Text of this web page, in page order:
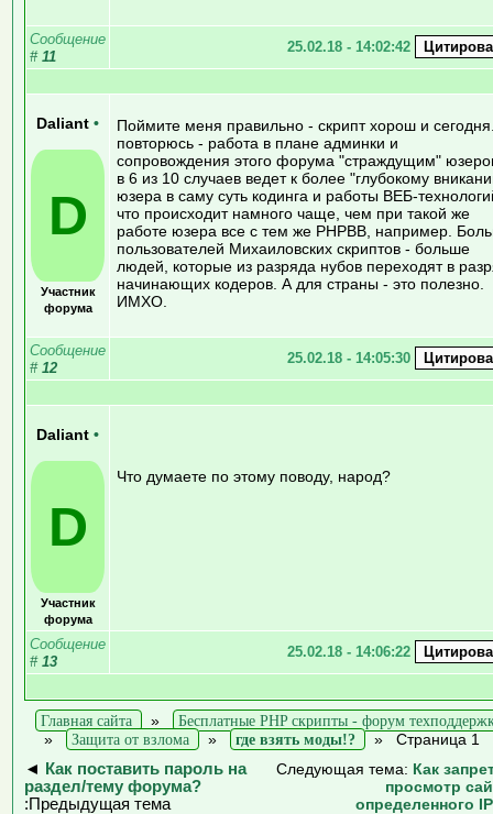
Сообщение
# 11
25.02.18 - 14:02:42
Daliant •
D
Участник
форума
Поймите меня правильно - скрипт хорош и
повторюсь - работа в плане админки и
сопровождения этого форума "страждущим"
в 6 из 10 случаев ведет к более "глубокому
юзера в саму суть кодинга и работы ВЕБ-
что происходит намного чаще, чем при такой же
работе юзера все с тем же PHPBB, например.
пользователей Михаиловских скриптов - больше
людей, которые из разряда нубов переходят в
начинающих кодеров. А для страны - это полезно.
ИМХО.
Сообщение
# 12
25.02.18 - 14:05:30
Daliant •
D
Участник
форума
Что думаете по этому поводу, народ?
Сообщение
# 13
25.02.18 - 14:06:22
Главная сайта »
Бесплатные PHP скрипты - форум
»
Защита от взлома » где взять моды!? » Страница 1
◄
Как поставить пароль на
раздел/тему форума?
:Предыдущая тема
Следующая тема: Как
просмотр
определенного